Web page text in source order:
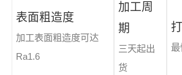
表面粗造度
加工表面粗造度可达
Ra1.6
加工周
期
三天起出
货
最